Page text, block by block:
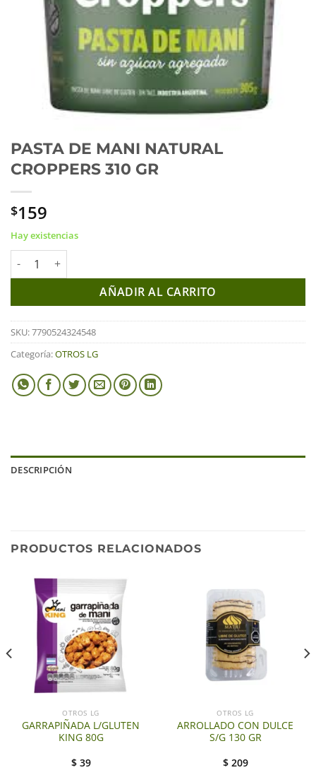
PASTA DE MANI NATURAL
CROPPERS 310 GR
$159
Hay existencias
PASTA DE MANI NATURAL CROPPERS 310 GR cantidad
AÑADIR AL CARRITO
SKU:7790524324548
Categoría:OTROS LG
DESCRIPCIÓN
PRODUCTOS RELACIONADOS
OTROS LG
GARRAPIÑADA L/GLUTEN
KING 80G
$ 39
OTROS LG
ARROLLADO CON DULCE
S/G 130 GR
$ 209